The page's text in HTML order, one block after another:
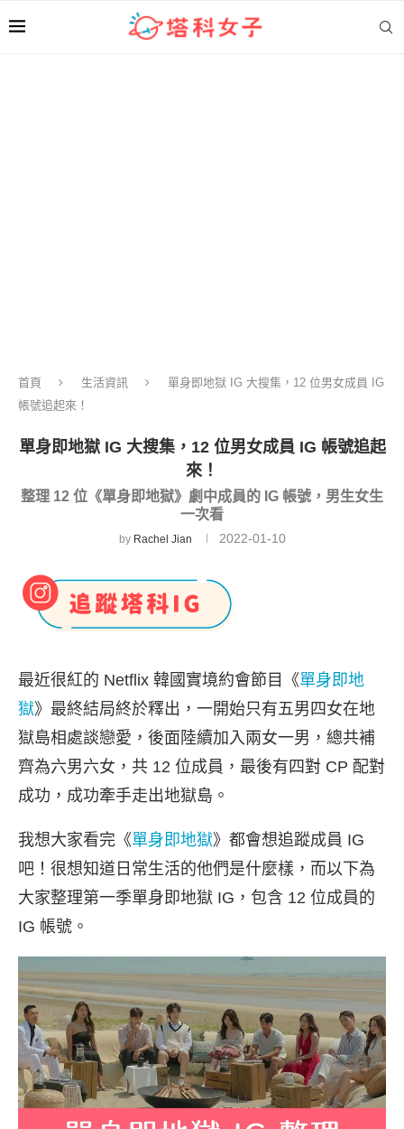
首頁 生活資訊
單身即地獄 IG 大搜集，12 位男女成員 IG
帳號追起來！
單身即地獄 IG 大搜集，12 位男女成員 IG 帳號追起
來！
整理 12 位《單身即地獄》劇中成員的 IG 帳號，男生女生
一次看
by Rachel Jian 2022-01-10
最近很紅的 Netflix 韓國實境約會節目《單身即地
獄》最終結局終於釋出，一開始只有五男四女在地
獄島相處談戀愛，後面陸續加入兩女一男，總共補
齊為六男六女，共 12 位成員，最後有四對 CP 配對
成功，成功牽手走出地獄島。
我想大家看完《單身即地獄》都會想追蹤成員 IG
吧！很想知道日常生活的他們是什麼樣，而以下為
大家整理第一季單身即地獄 IG，包含 12 位成員的
IG 帳號。